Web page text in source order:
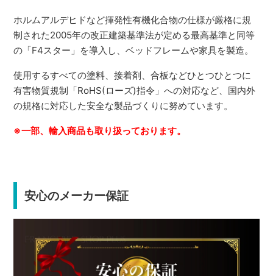
ホルムアルデヒドなど揮発性有機化合物の仕様が厳格に規
制された2005年の改正建築基準法が定める最高基準と同等
の「F4スター」を導入し、ベッドフレームや家具を製造。
使用するすべての塗料、接着剤、合板などひとつひとつに
有害物質規制「RoHS(ローズ)指令」への対応など、国内外
の規格に対応した安全な製品づくりに努めています。
※一部、輸入商品も取り扱っております。
安心のメーカー保証